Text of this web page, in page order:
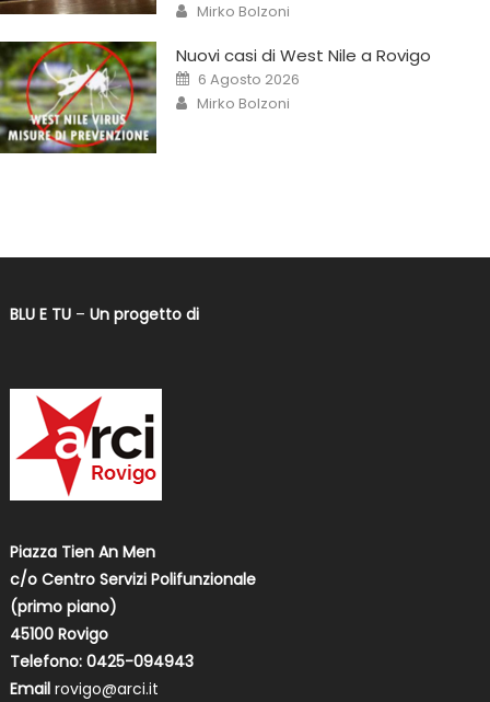
Mirko Bolzoni
Nuovi casi di West Nile a Rovigo
6 Agosto 2026
Mirko Bolzoni
BLU E TU– Un progetto di
Piazza Tien An Men
c/o Centro Servizi Polifunzionale
(primo piano)
45100 Rovigo
Telefono: 0425-094943
Email rovigo@arci.it